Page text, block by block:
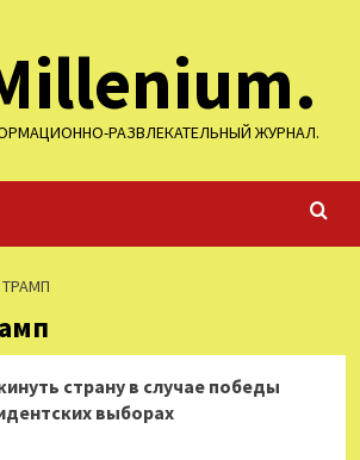
РАЗВЛЕКАТЕЛЬНЫЙ ЖУРНАЛ.
страну в случае победы
выборах